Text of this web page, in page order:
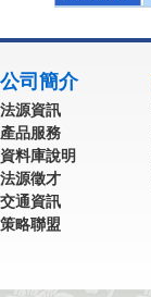
公司簡介
法源資訊
產品服務
資料庫說明
法源徵才
交通資訊
策略聯盟